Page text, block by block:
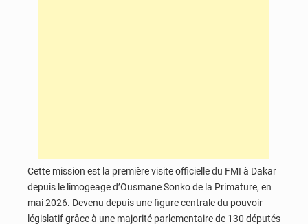
Cette mission est la première visite officielle du FMI à Dakar
depuis le limogeage d’Ousmane Sonko de la Primature, en
mai 2026. Devenu depuis une figure centrale du pouvoir
législatif grâce à une majorité parlementaire de 130 députés